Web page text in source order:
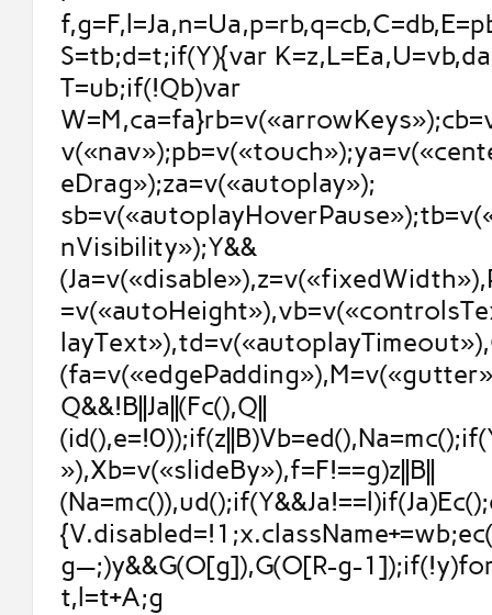
S=tb;d=t;if(Y){var
T=ub;if(!Qb)var
eDrag»);za=v(«autoplay»);
nVisibility»);Y&&
Q&&!B||Ja||(Fc(),Q||
»),Xb=v(«slideBy»),f=F!==g)z||B||
g—;)y&&G(O[g]),G(O[R-g-
t,l=t+A;g